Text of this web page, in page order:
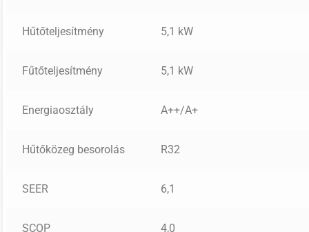
Hűtőteljesítmény 5,1 kW
Fűtőteljesítmény 5,1 kW
Energiaosztály A++/A+
Hűtőközeg besorolás R32
SEER 6,1
SCOP 4,0